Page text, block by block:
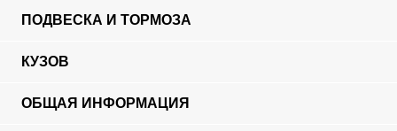
ПОДВЕСКА И ТОРМОЗА
КУЗОВ
ОБЩАЯ ИНФОРМАЦИЯ